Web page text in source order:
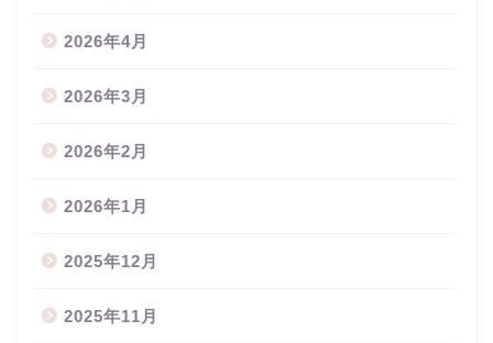
2026年4月
2026年3月
2026年2月
2026年1月
2025年12月
2025年11月